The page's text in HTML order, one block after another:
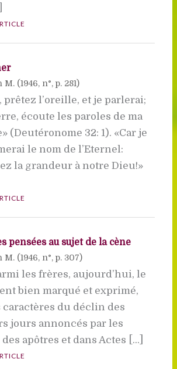
M. (1946, n°, p. 281)
prêtez l’oreille, et je parlerai;
écoute les paroles de ma
(Deutéronome 32: 1). «Car je
le nom de l’Eternel:
la grandeur à notre Dieu!»
pensées au sujet de la cène
M. (1946, n°, p. 307)
les frères, aujourd’hui, le
bien marqué et exprimé,
caractères du déclin des
jours annoncés par les
apôtres et dans Actes [...]